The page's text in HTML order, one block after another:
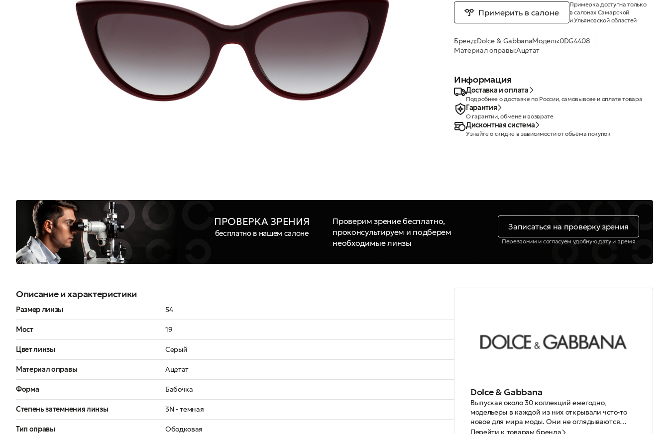
Примерить в салоне
Примерка доступна только
в салонах Самарской
и Ульяновской областей
Бренд:Dolce & GabbanaМодель:0DG4408
Материал оправы:Ацетат
Информация
Доставка и оплата
Подробнее о доставке по России, самовывозе и оплате товара
Гарантия
О гарантии, обмене и возврате
Дисконтная система
Узнайте о скидке в зависимости от объёма покупок
ПРОВЕРКА ЗРЕНИЯ
бесплатно в нашем салоне
Проверим зрение бесплатно,
проконсультируем и подберем
необходимые линзы
Записаться на проверку зрения
Перезвоним и согласуем удобную дату и время
Описание и характеристики
Размер линзы 54
Мост 19
Цвет линзы Серый
Материал оправы Ацетат
Форма Бабочка
Степень затемнения линзы 3N - темная
Тип оправы Ободковая
Dolce & Gabbana
Выпуская около 30 коллекций ежегодно,
модельеры в каждой из них открывали чсто-то
новое для мира моды. Они не оглядываются
на работы своих коллег по цеху, не следуют
У весенней коллекции очков Dolce & Gabbana
Перейти к товарам бренда